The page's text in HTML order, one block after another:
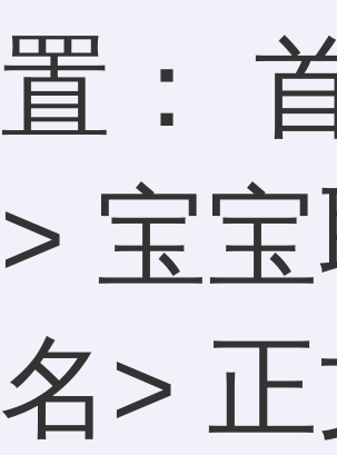
置：
> 宝宝
名>